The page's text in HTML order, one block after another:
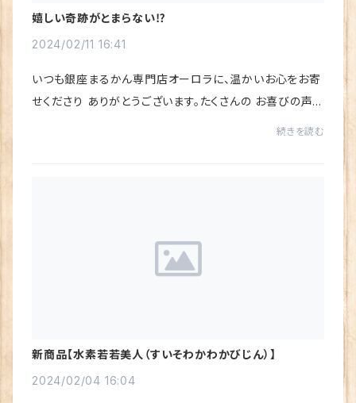
嬉しい奇跡がとまらない⁉
2024/02/11 16:41
いつも銀座まるかん専門店オーロラに、温かいお心をお寄
せくださり ありがとうございます。たくさんの お喜びの声を
続きを読む
新商品【水素若若美人（すいそわかわかびじん）】
2024/02/04 16:04